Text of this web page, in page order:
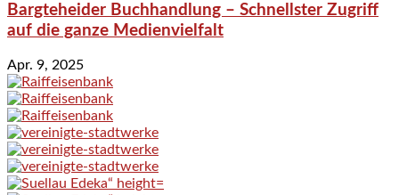
Bargteheider Buchhandlung – Schnellster Zugriff
auf die ganze Medienvielfalt
Apr. 9, 2025